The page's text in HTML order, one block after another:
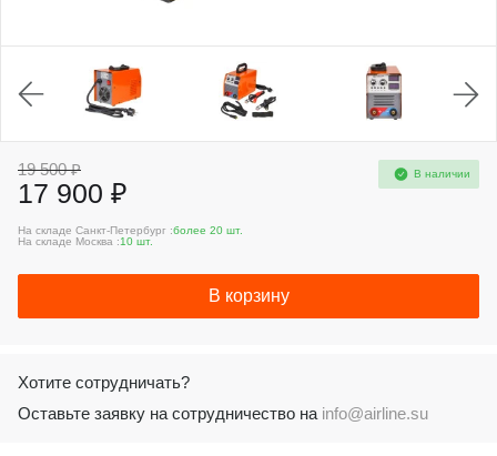
19 500 ₽
17 900 ₽
В наличии
На складе Санкт-Петербург :более 20 шт.
На складе Москва :10 шт.
В корзину
Хотите сотрудничать?
Оставьте заявку на сотрудничество на info@airline.su